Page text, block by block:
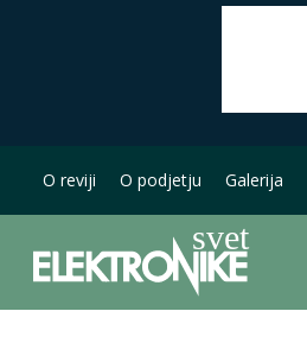
O reviji O podjetju Galerija